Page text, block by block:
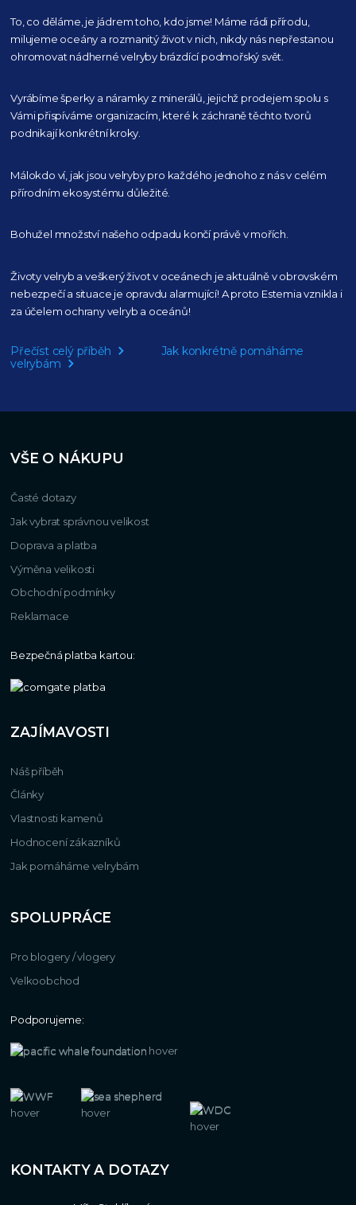
To, co děláme, je jádrem toho, kdo jsme! Máme rádi přírodu,
milujeme oceány a rozmanitý život v nich, nikdy nás nepřestanou
ohromovat nádherné velryby brázdící podmořský svět.
Vyrábíme šperky a náramky z minerálů, jejichž prodejem spolu s
Vámi přispíváme organizacím, které k záchraně těchto tvorů
podnikají konkrétní kroky.
Málokdo ví, jak jsou velryby pro každého jednoho z nás v celém
přírodním ekosystému důležité.
Bohužel množství našeho odpadu končí právě v mořích.
Životy velryb a veškerý život v oceánech je aktuálněv obrovském
nebezpečí a situace je opravdu alarmující! A proto Estemia vznikla i
za účelem ochrany velryb a oceánů!
Přečíst celý příběh
Jak konkrétně pomáháme
velrybám
VŠE O NÁKUPU
Časté dotazy
Jak vybrat správnou velikost
Doprava a platba
Výměna velikosti
Obchodní podmínky
Reklamace
Bezpečná platba kartou:
ZAJÍMAVOSTI
Náš příběh
Články
Vlastnosti kamenů
Hodnocení zákazníků
Jak pomáháme velrybám
SPOLUPRÁCE
Pro blogery / vlogery
Velkoobchod
Podporujeme:
KONTAKTY A DOTAZY